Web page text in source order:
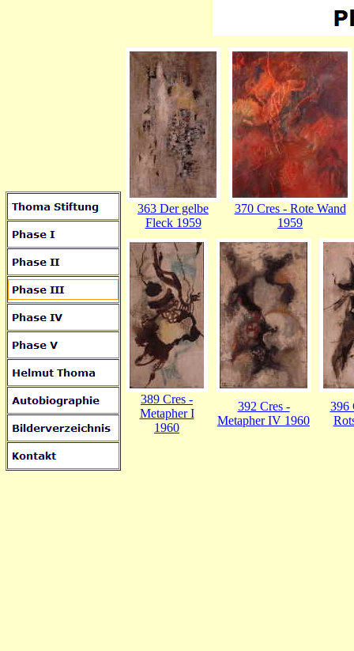
363 Der gelbe
Fleck 1959
370 Cres - Rote Wand
1959
389 Cres -
Metapher I
1960
392 Cres -
Metapher IV 1960
396